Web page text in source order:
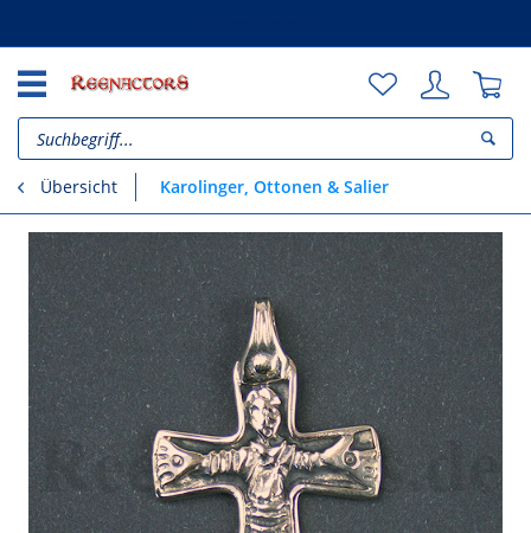
Übersicht Karolinger, Ottonen & Salier